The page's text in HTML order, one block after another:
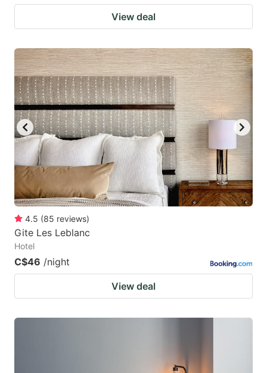
View deal
4.5 (85 reviews)
Gite Les Leblanc
Hotel
C$46 /night
View deal